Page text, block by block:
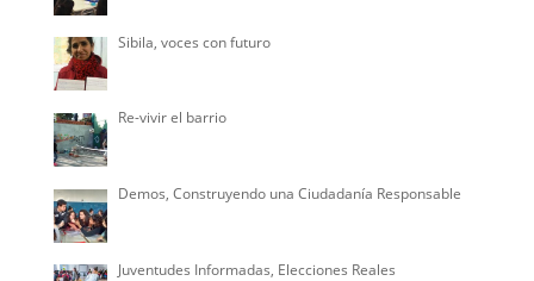
Sibila, voces con futuro
Re-vivir el barrio
Demos, Construyendo una Ciudadanía Responsable
Juventudes Informadas, Elecciones Reales